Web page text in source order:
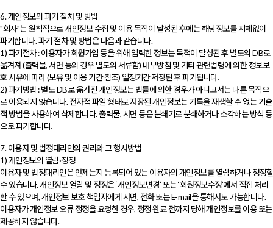
6. 개인정보의 파기 절차 및 방법
"회사"는 원칙적으로 개인정보 수집 및 이용 목적이 달성된 후에는 해당정보를 지체없이
파기합니다. 파기 절차 및 방법은 다음과 같습니다.
1) 파기절차 : 이용자가 회원가입 등을 위해 입력한 정보는 목적이 달성된 후 별도의 DB로
옮겨져 (출력물, 서면 등의 경우 별도의 서류함) 내부방침 및 기타 관련법령에 의한 정보보
호 사유에 따라 (보유 및 이용 기간 참조) 일정기간 저장된 후 파기됩니다.
2) 파기방법 : 별도 DB로 옮겨진 개인정보는 법률에 의한 경우가 아니고서는 다른 목적으
로 이용되지 않습니다. 전자적 파일 형태로 저장된 개인정보는 기록을 재생할 수 없는 기술
적 방법을 사용하여 삭제합니다. 출력물, 서면 등은 분쇄기로 분쇄하거나 소각하는 방식 등
으로 파기합니다.
7. 이용자 및 법정대리인의 권리와 그 행사방법
1) 개인정보의 열람·정정
이용자 및 법정대리인은 언제든지 등록되어 있는 이용자의 개인정보를 열람하거나 정정할
수 있습니다. 개인정보 열람 및 정정은 ‘개인정보변경’ 또는 ‘회원정보수정’에서 직접 처리
할 수 있으며, 개인정보 보호 책임자에게 서면, 전화 또는 E-mail을 통해서도 가능합니다.
이용자가 개인정보 오류 정정을 요청한 경우, 정정 완료 전까지 당해 개인정보를 이용 또는
제공하지 않습니다.